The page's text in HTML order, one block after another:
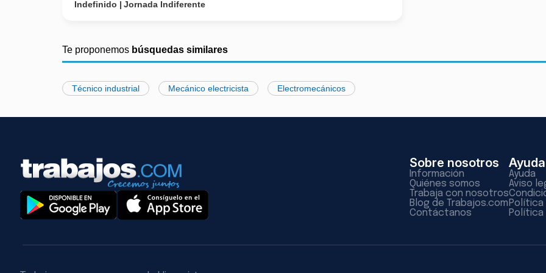
Indefinido
Jornada Indiferente
Te proponemos búsquedas similares
Técnico industrial Mecánico electricista Electromecánicos
Sobre nosotros
Información
Quiénes somos
Trabaja con nosotros
Blog de Trabajos.com
Contáctanos
Ayuda
Ayuda
Aviso
Política